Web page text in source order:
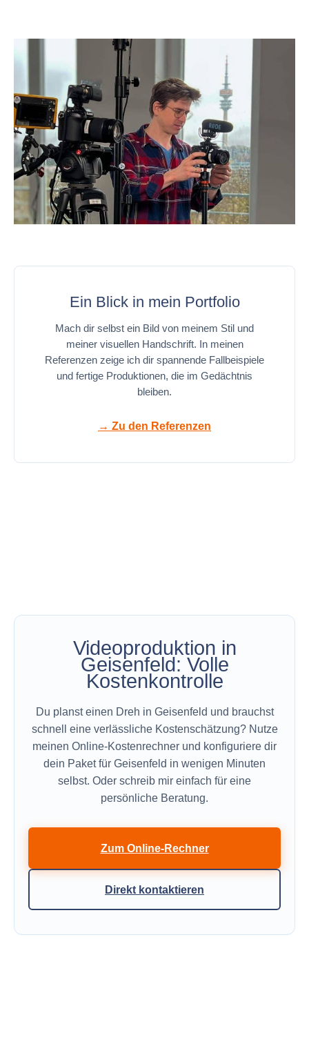
Ein Blick in mein Portfolio
Mach dir selbst ein Bild von meinem Stil und
meiner visuellen Handschrift. In meinen
Referenzen zeige ich dir spannende Fallbeispiele
und fertige Produktionen, die im Gedächtnis
bleiben.
→ Zu den Referenzen
Videoproduktion in
Geisenfeld: Volle
Kostenkontrolle
Du planst einen Dreh in Geisenfeld und brauchst
schnell eine verlässliche Kostenschätzung? Nutze
meinen Online-Kostenrechner und konfiguriere dir
dein Paket für Geisenfeld in wenigen Minuten
selbst. Oder schreib mir einfach für eine
persönliche Beratung.
Zum Online-Rechner
Direkt kontaktieren